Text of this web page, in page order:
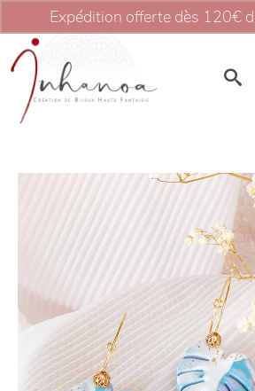
Expédition offerte dès 120€